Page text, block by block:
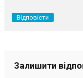
Відповісти
Залишити